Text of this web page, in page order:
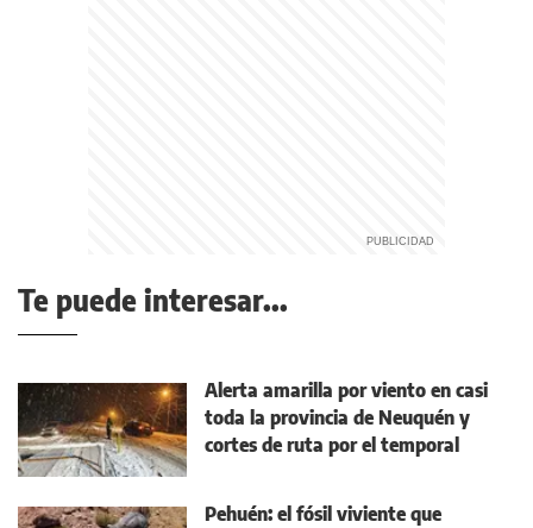
Te puede interesar...
Alerta amarilla por viento en casi
toda la provincia de Neuquén y
cortes de ruta por el temporal
Pehuén: el fósil viviente que